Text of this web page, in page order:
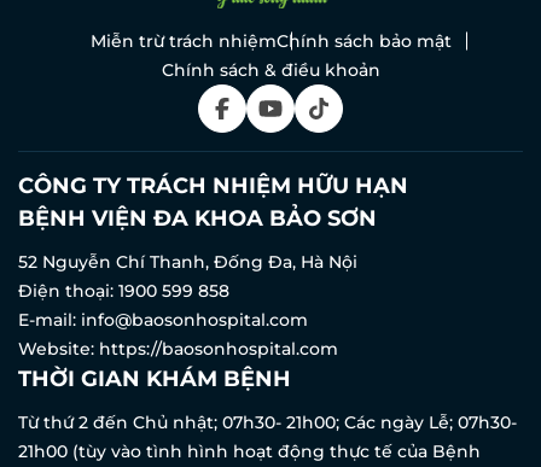
ĐĂNG KÝ KHÁM
Miễn trừ trách nhiệmChính sách bảo mật
Chính sách & điều khoản
CÔNG TY TRÁCH NHIỆM HỮU HẠN
BỆNH VIỆN ĐA KHOA BẢO SƠN
52 Nguyễn Chí Thanh, Đống Đa, Hà Nội
Điện thoại: 1900 599 858
E-mail: info@baosonhospital.com
Website: https://baosonhospital.com
THỜI GIAN KHÁM BỆNH
Từ thứ 2 đến Chủ nhật; 07h30- 21h00; Các ngày Lễ; 07h30-
21h00 (tùy vào tình hình hoạt động thực tế của Bệnh